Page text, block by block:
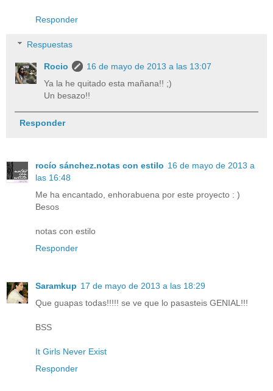
Responder
Respuestas
Rocio
16 de mayo de 2013 a las 13:07
Ya la he quitado esta mañana!! ;)
Un besazo!!
Responder
rocío sánchez.notas con estilo 16 de mayo de 2013 a
las 16:48
Me ha encantado, enhorabuena por este proyecto : )
Besos
notas con estilo
Responder
Saramkup 17 de mayo de 2013 a las 18:29
Que guapas todas!!!!! se ve que lo pasasteis GENIAL!!!
BSS
It Girls Never Exist
Responder